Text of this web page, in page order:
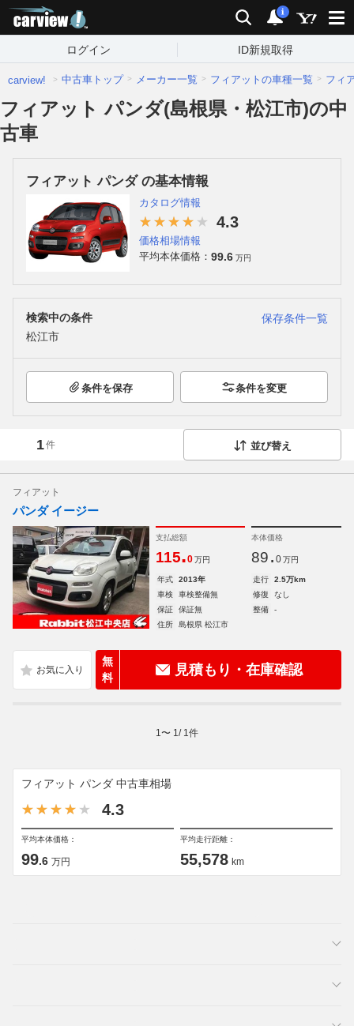
検索 通知
i
ログイン ID新規取得
carview! 中古車トップ メーカー一覧 フィアットの車種一覧 フィ
フィアット パンダ(島根県・松江市)の中
古車
フィアット パンダ の基本情報
カタログ情報
4.3
価格相場情報
平均本体価格： 99.6 万円
検索中の条件
保存条件一覧
松江市
条件を保存 条件を変更
1件 並び替え
フィアット
パンダ イージー
支払総額
115.0 万円
本体価格
89. 0 万円
年式 2013年 走行
2.5万km
車検
車検整備無 修復
なし
保証
保証無 整備
-
住所
島根県 松江市
無
料
見積もり・在庫確認
1 〜 1 / 1 件
フィアット パンダ 中古車相場
4.3
平均本体価格：
99.6 万円
平均走行距離：
55,578 km